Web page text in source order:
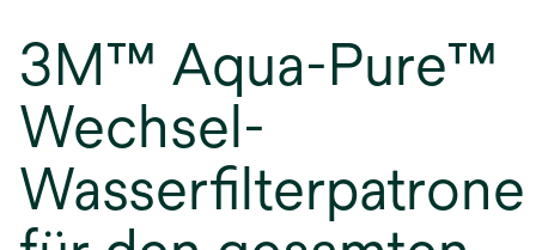
3M™ Aqua-Pure™
Wechsel-
Wasserfilterpatrone